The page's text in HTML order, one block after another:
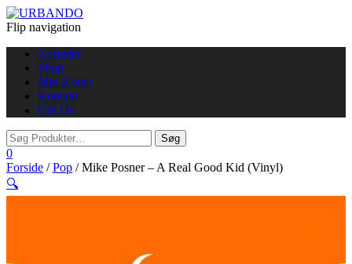
Flip navigation
Nyheder
Shop
Min Konto
Kontakt
Om Os
0
Forside /Pop / Mike Posner – A Real Good Kid (Vinyl)
🔍